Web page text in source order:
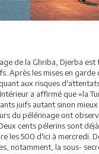
de la Ghriba, Djerba
Après les mises en
aux risques
a affirmé que «la
juifs autant sinon
du pélérinage ont
cents pélerins sont
les 500 d'ici à mercredi.
notamment, la sous-